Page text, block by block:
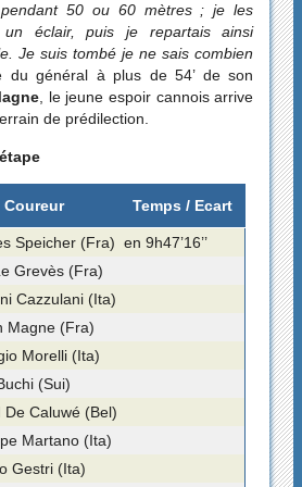
50 ou 60 mètres ; je les
un éclair, puis je repartais ainsi
Je suis tombé je ne sais combien
du général à plus de 54’ de son
, le jeune espoir cannois arrive
de prédilection.
Coureur Temps / Ecart
Speicher (Fra) en 9h47’16’’
Grevès (Fra)
Cazzulani (Ita)
Magne (Fra)
Morelli (Ita)
(Sui)
De Caluwé (Bel)
Martano (Ita)
Gestri (Ita)